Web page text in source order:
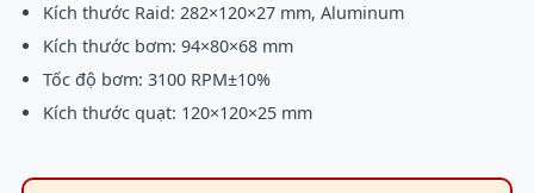
Kích thước Raid: 282×120×27 mm, Aluminum
Kích thước bơm: 94×80×68 mm
Tốc độ bơm: 3100 RPM±10%
Kích thước quạt: 120×120×25 mm